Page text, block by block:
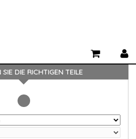
DIE RICHTIGEN TEILE